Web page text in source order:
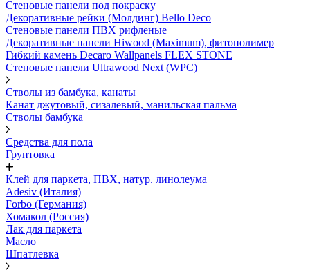
Стеновые панели под покраску
Декоративные рейки (Молдинг) Bello Deco
Стеновые панели ПВХ рифленыe
Декоративные панели Hiwood (Maximum), фитополимер
Гибкий камень Decaro Wallpanels FLEX STONE
Стеновые панели Ultrawood Next (WPC)
Стволы из бамбука, канаты
Канат джутовый, сизалевый, манильская пальма
Стволы бамбука
Средства для пола
Грунтовка
Клей для паркета, ПВХ, натур. линолеума
Adesiv (Италия)
Forbo (Германия)
Хомакол (Россия)
Лак для паркета
Масло
Шпатлевка